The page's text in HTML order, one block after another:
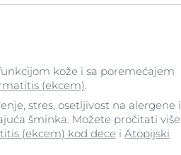
kože i sa poremećajem
(ekcem)
stres, osetljivost na alergene i
šminka. Možete pročitati više
(ekcem) kod dece i Atopijski